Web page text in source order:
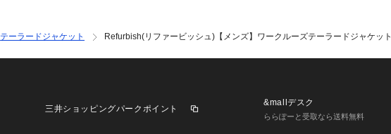
テーラードジャケット Refurbish(リファービッシュ)【メンズ】ワークルーズテーラードジャケット
三井ショッピングパークポイント
&mallデスク
ららぽーと受取なら送料無料